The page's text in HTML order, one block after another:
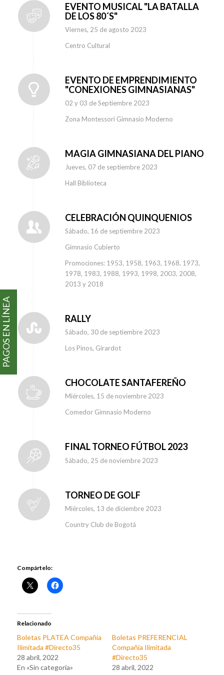
EVENTO MUSICAL "LA BATALLA
DE LOS 80´S"
Viernes, 25 de agosto 2023
Centro Cultural
EVENTO DE EMPRENDIMIENTO
"CONEXIONES GIMNASIANAS"
02 y 03 de Septiembre 2023
Zona Montessori Gimnasio Moderno
MAGIA GIMNASIANA DEL PIANO
Jueves, 07 de septiembre 2023
Hall Biblioteca
CELEBRACIÓN QUINQUENIOS
Sábado, 16 de septiembre 2023
Gimnasio Cubierto
Promociones: 1953, 1958, 1963, 1968, 1973,
1978, 1983, 1988, 1993, 1998, 2003, 2008,
2013 y 2018
RALLY
Sábado, 30 de septiembre 2023
Los Pinos, Girardot
CHOCOLATE SANTAFEREÑO
Miércoles, 15 de noviembre 2023
Comedor Gimnasio Moderno
FINAL TORNEO FÚTBOL 2023
Sábado, 25 de noviembre 2023
TORNEO DE GOLF
Miércoles, 13 de diciembre 2023
Country Club de Bogotá
Compártelo:
Relacionado
Boletas PLATEA Compañía
Ilimitada #Directo35
28 abril, 2022
En «Sin categoría»
Boletas PREFERENCIAL
Compañía Ilimitada
#Directo35
28 abril, 2022
PAGOS EN LÍNEA